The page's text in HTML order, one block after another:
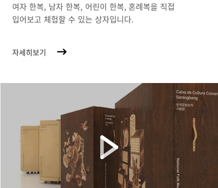
여자 한복, 남자 한복, 어린이 한복, 혼례복을 직접
입어보고 체험할 수 있는 상자입니다.
자세히보기